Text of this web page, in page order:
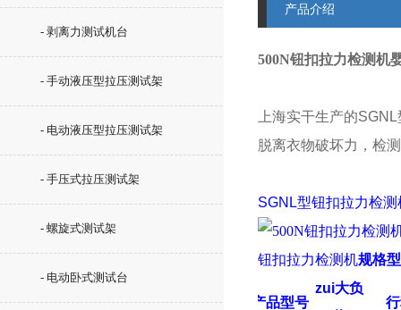
- 剥离力测试机台
- 手动液压型拉压测试架
- 电动液压型拉压测试架
- 手压式拉压测试架
- 螺旋式测试架
- 电动卧式测试台
产品介绍
500N钮扣拉力检测机
上海实干生产的SGNL
脱离衣物破坏力，检
SGNL型钮扣拉力检测
钮扣拉力检测机规格
产品型号
zui大负